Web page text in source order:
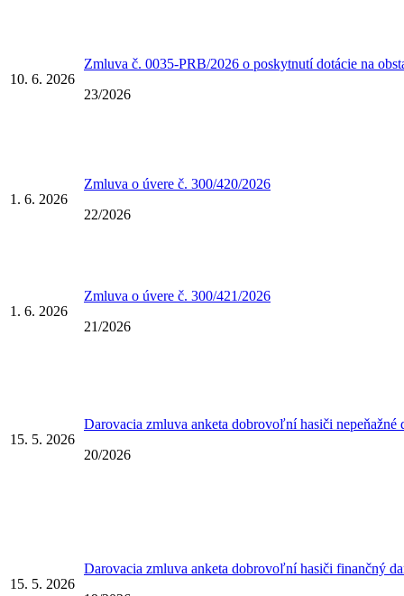
10. 6. 2026
Zmluva č. 0035-PRB/2026 o poskytnutí dotácie na
23/2026
1. 6. 2026
Zmluva o úvere č. 300/420/2026
22/2026
1. 6. 2026
Zmluva o úvere č. 300/421/2026
21/2026
15. 5. 2026
Darovacia zmluva anketa dobrovoľní hasiči nepeňažné
20/2026
15. 5. 2026
Darovacia zmluva anketa dobrovoľní hasiči finančný